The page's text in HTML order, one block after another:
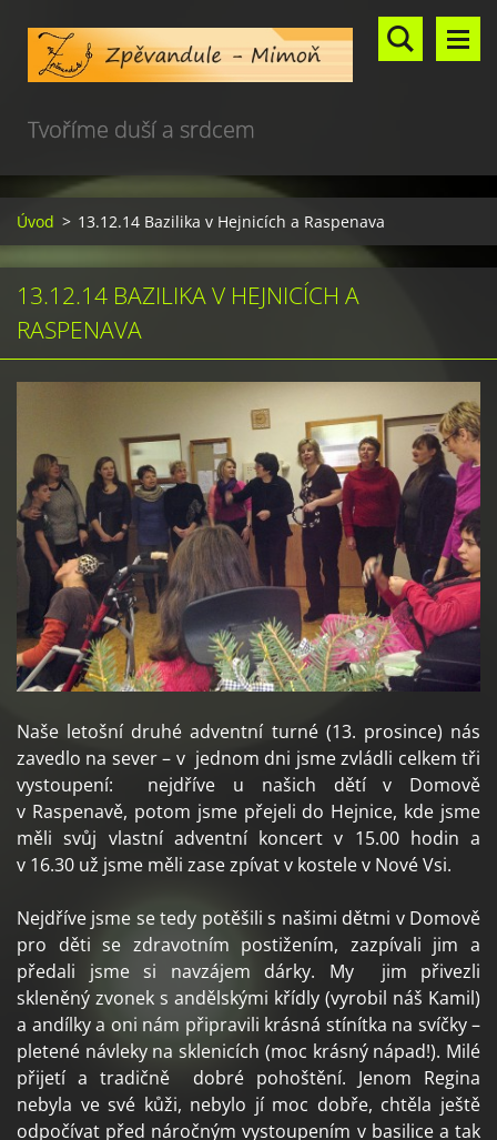
Tvoříme duší a srdcem
Úvod > 13.12.14 Bazilika v Hejnicích a Raspenava
13.12.14 BAZILIKA V HEJNICÍCH A
RASPENAVA
Naše letošní druhé adventní turné (13. prosince) nás
zavedlo na sever – v jednom dni jsme zvládli celkem tři
vystoupení: nejdříve u našich dětí v Domově
v Raspenavě, potom jsme přejeli do Hejnice, kde jsme
měli svůj vlastní adventní koncert v 15.00 hodin a
v 16.30 už jsme měli zase zpívat v kostele v Nové Vsi.
Nejdříve jsme se tedy potěšili s našimi dětmi v Domově
pro děti se zdravotním postižením, zazpívali jim a
předali jsme si navzájem dárky. My jim přivezli
skleněný zvonek s andělskými křídly (vyrobil náš Kamil)
a andílky a oni nám připravili krásná stínítka na svíčky –
pletené návleky na sklenicích (moc krásný nápad!). Milé
přijetí a tradičně dobré pohoštění. Jenom Regina
nebyla ve své kůži, nebylo jí moc dobře, chtěla ještě
odpočívat před náročným vystoupením v basilice a tak